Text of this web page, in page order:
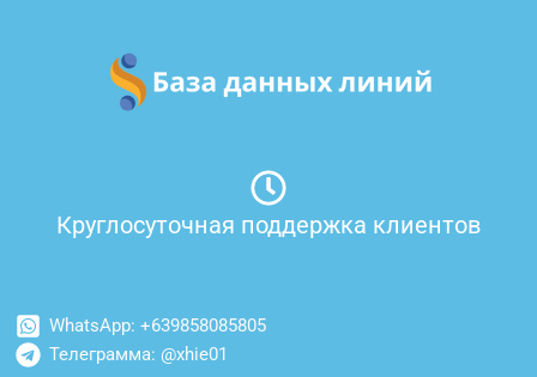
содержимому
Круглосуточная поддержка клиентов
WhatsApp: +639858085805
Телеграмма: @xhie01